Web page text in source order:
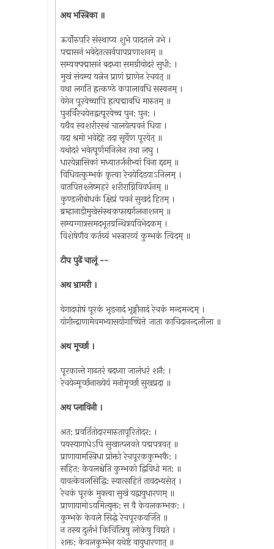
अथ भस्त्रिका ॥
ऊर्वोरुपरि संस्थाप्य शुभे पादतले उभे ।
पद्मासनं भवेदेतत्सर्वपापप्रणाशनम् ॥
सम्यक्पद्मासनं बदध्वा समग्रीवोदरं सुधी: ।
मुखं संयम्य यत्नेन प्राणं घ्राणेन रेचयत् ॥
यथा लगति ह्रत्कण्ठे कपालावधि सस्वनम् ।
वेगेन पूरयेच्चापि ह्रत्पद्मावधि मारुतम् ॥
पुनर्विरेचयेत्तद्वत्पूरयेच्च पुन: पुन: ।
यथैव स्वशरीरस्थं चालयेत्पवनं धिया ।
यदा श्रमो भवेद्देहे तदा सूर्येण पूरयेत् ॥
यथोदरं भवेत्पूर्णमनिलेन तथा लघु ।
धारयेन्नासिकां मध्यातर्जनीभ्यां विना द्दढम् ॥
विधिवत्कुम्भकं कृत्वा रेचयेदिडयाऽनिलम् ।
वातपित्तश्लेष्महरं शरीराग्निविवर्धनम् ॥
कुण्डलीबोधकं क्षिप्रं पवनं सुखदं हितम् ।
ब्रम्हानाडीमुखेसंस्थकफाद्यर्गलनाशनम् ॥
सम्यग्गात्रसमदभूतग्रन्थित्रयविभेदकम् ।
विशेषेणैव कर्तव्यं भस्त्रारव्यं कुम्भकं त्विदम् ॥
टीप पुढें चालूं --
अथ भ्रामरी ।
वेगादघोषं पूरकं भृङनादं भृङ्गीनादं रेचकं मन्दमन्दम् ।
योगीन्द्राणामेवमभ्यासयोगाच्चित्ते जाता काचिदानन्दलीला ॥
अथ मूर्च्छा ।
पूरकान्ते गाढतरं बदध्वा जालंधरं शनै: ।
रेचयेन्मूर्च्छनाख्येयं मनोमूर्च्छा सुखप्रदा ॥
अथ प्लाविनी ।
अत: प्रवर्तितोदारमारुतापूरितोदर: ।
पयस्यागाधेऽपि सुखात्प्लवते पद्मपत्रवत् ॥
प्राणायामस्त्रिधा प्रोक्तो रेचपूरककुम्भकै: ।
सहित: केवलश्चेति कुम्भको द्विविधो मत: ॥
यावत्केवलसिद्धि: स्यात्सहितं तावदभ्यसेत् ।
रेचकं पूरकं मुक्त्वा सुखं यद्वायुधारणम् ॥
प्राणायामोऽयमित्युक्त: स वै केवलकम्भक: ।
कुम्भके केवले सिद्धे रेचपूरकवर्जिते ॥
न तस्य दुर्लभं किचिंत्त्रिषु लोकेषु विद्यते ।
शक्त: केवलकुम्भेन यथेष्टं वायुधारणात् ॥